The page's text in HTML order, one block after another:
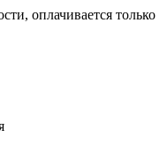
оплачивается только